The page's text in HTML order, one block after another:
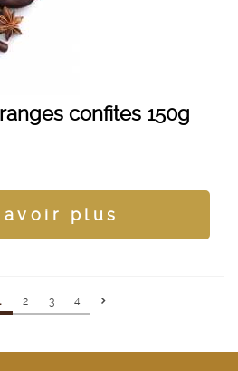
confites 150g
plus
2 3 4